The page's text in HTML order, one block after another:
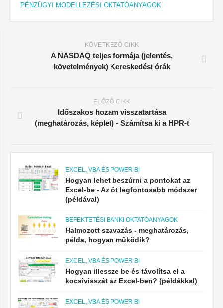
PÉNZÜGYI MODELLEZÉSI OKTATÓANYAGOK
KÖVETKEZŐ CIKK
A NASDAQ teljes formája (jelentés,
követelmények) Kereskedési órák
ELŐZŐ CIKK
Időszakos hozam visszatartása
(meghatározás, képlet) - Számítsa ki a HPR-t
EXCEL, VBA ÉS POWER BI
Hogyan lehet beszúrni a pontokat az
Excel-be - Az öt legfontosabb módszer
(példával)
BEFEKTETÉSI BANKI OKTATÓANYAGOK
Halmozott szavazás - meghatározás,
példa, hogyan működik?
EXCEL, VBA ÉS POWER BI
Hogyan illessze be és távolítsa el a
kocsivisszát az Excel-ben? (példákkal)
EXCEL, VBA ÉS POWER BI